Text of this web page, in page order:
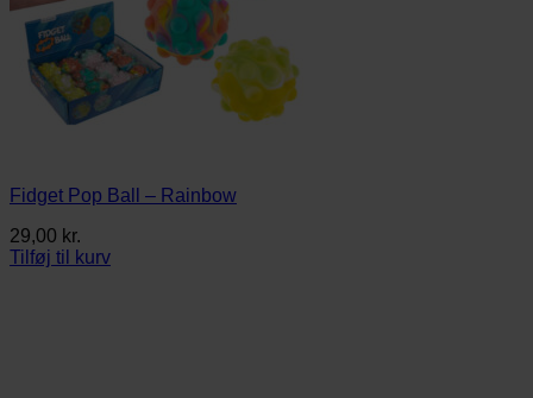
Fidget Pop Ball – Rainbow
29,00 kr.
Tilføj til kurv